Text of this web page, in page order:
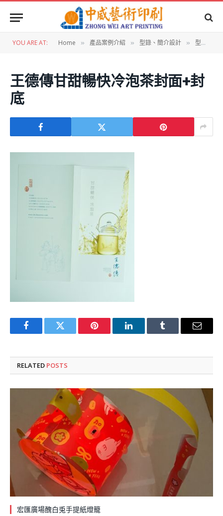
YOU ARE AT: Home » 產品案例介紹 » 型錄、簡介設計 » 型錄設計:王德傳甘甜暢快冷泡茶
王德傳甘甜暢快冷泡茶封面+封
底
FacebookTwitter Pinterest LinkedInTumblr Email
RELATED POSTS
宏匯廣場醜白兎手提紙燈籠